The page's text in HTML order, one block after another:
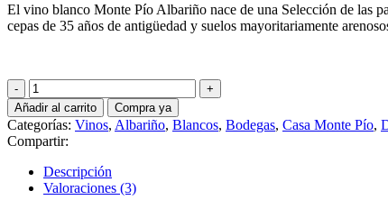
El vino blanco Monte Pío Albariño nace de una Selección de las
cepas de 35 años de antigüedad y suelos mayoritariamente
Monte
Pío
Albariño
cantidad
Añadir al carrito Compra ya
Categorías: Vinos, Albariño, Blancos, Bodegas, Casa Monte Pío,
Compartir:
Descripción
Valoraciones (3)